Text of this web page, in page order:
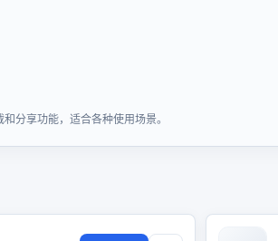
分享功能，适合各种使用场景。